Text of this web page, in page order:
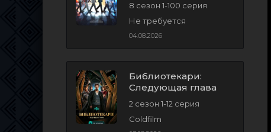
8 сезон 1-100 серия
Не требуется
04.08.2026
Библиотекари:
Следующая глава
2 сезон 1-12 серия
Coldfilm